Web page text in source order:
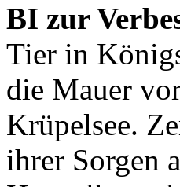
BI zur
Tier in
die Mauer
Krüpelsee.
ihrer Sorgen